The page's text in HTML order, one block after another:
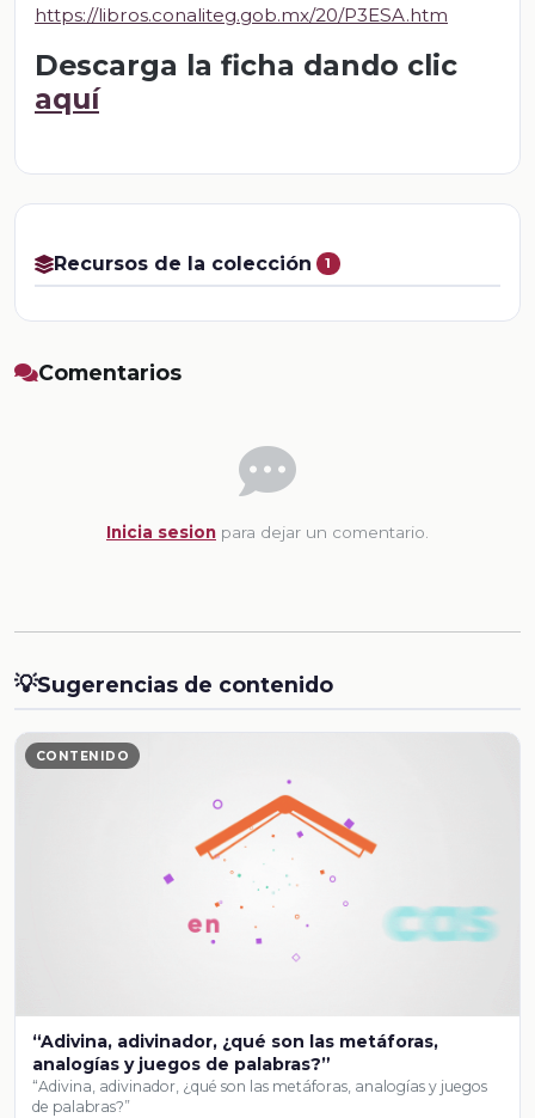
https://libros.conaliteg.gob.mx/20/P3ESA.htm
Descarga la ficha dando clic
aquí
Recursos de la colección 1
Comentarios
Inicia sesion para dejar un comentario.
💡Sugerencias de contenido
CONTENIDO
“Adivina, adivinador, ¿qué son las metáforas,
analogías y juegos de palabras?”
“Adivina, adivinador, ¿qué son las metáforas, analogías y juegos
de palabras?”